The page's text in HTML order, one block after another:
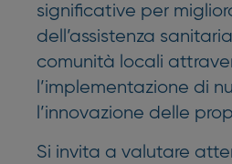
significative per
dell’assistenza
comunità locali
l’implementazione di
l’innovazione delle
Si invita a valutare